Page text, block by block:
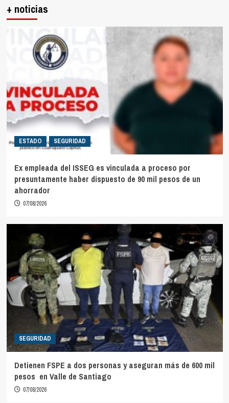
+ noticias
ESTADO SEGURIDAD
Ex empleada del ISSEG es vinculada a proceso por
presuntamente haber dispuesto de 90 mil pesos de un
ahorrador
07/08/2026
SEGURIDAD
Detienen FSPE a dos personas y aseguran más de 600 mil
pesos en Valle de Santiago
07/08/2026